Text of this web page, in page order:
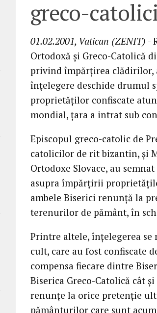
greco-
01.02.2001, Vatican (ZENIT) -
Ortodoxă şi Greco-Catolică
privind împărţirea clădirilor,
înţelegere deschide drumul
proprietăţilor confiscate
mondial, ţara a intrat sub
Episcopul greco-catolic de
catolicilor de rit bizantin, şi
Ortodoxe Slovace, au
asupra împărţirii
ambele Biserici renunţă la
terenurilor de pământ, în
Printre altele, înţelegerea se
cult, care au fost confiscate
compensa fiecare dintre
Biserica Greco-Catolică cât
renunţe la orice pretenţie
pământurilor care sunt